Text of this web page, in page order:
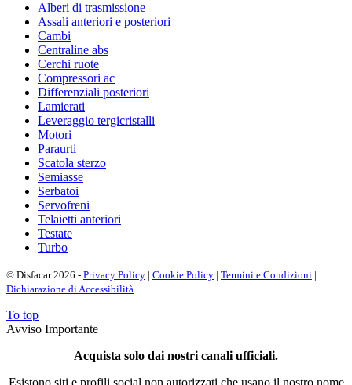
Alberi di trasmissione
Assali anteriori e posteriori
Cambi
Centraline abs
Cerchi ruote
Compressori ac
Differenziali posteriori
Lamierati
Leveraggio tergicristalli
Motori
Paraurti
Scatola sterzo
Semiasse
Serbatoi
Servofreni
Telaietti anteriori
Testate
Turbo
© Disfacar 2026 - Privacy Policy | Cookie Policy | Termini e Condizioni |
Dichiarazione di Accessibilità
To top
Avviso Importante
Acquista solo dai nostri canali ufficiali.
Esistono siti e profili social non autorizzati che usano il nostro nome